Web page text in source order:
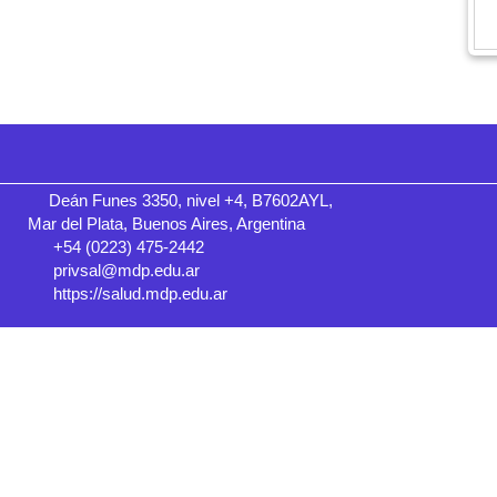
Deán Funes 3350, nivel +4, B7602AYL,
Mar del Plata, Buenos Aires, Argentina
+54 (0223) 475-2442
privsal@mdp.edu.ar
https://salud.mdp.edu.ar